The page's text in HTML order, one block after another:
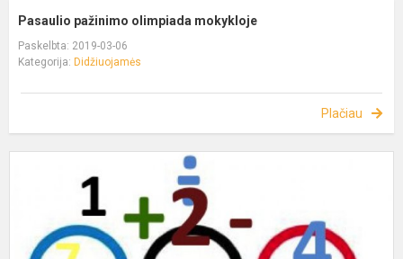
Pasaulio pažinimo olimpiada mokykloje
Paskelbta: 2019-03-06
Kategorija: Didžiuojamės
Plačiau